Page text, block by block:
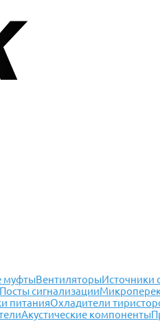
муфтыВентиляторыИсточники
Посты сигнализации
питанияОхладители
Акустические компоненты